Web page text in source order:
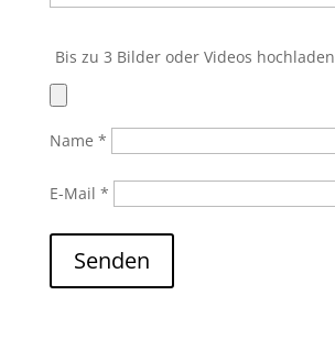
Bis zu 3 Bilder oder Videos hochladen
Name *
E-Mail *
Senden